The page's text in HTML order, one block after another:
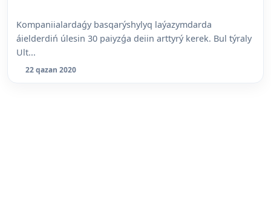
Kompaniialardaǵy basqarýshylyq laýazymdarda
áielderdiń úlesin 30 paiyzǵa deiin arttyrý kerek. Bul týraly
Ult...
22 qazan 2020